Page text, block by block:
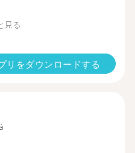
見る
リをダウンロードする